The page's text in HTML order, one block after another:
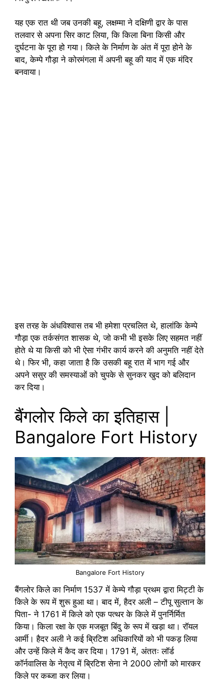
यह एक रात थी जब उनकी बहू, लक्षम्मा ने दक्षिणी द्वार के पास
तलवार से अपना सिर काट लिया, कि किला बिना किसी और
दुर्घटना के पूरा हो गया। किले के निर्माण के अंत में पूरा होने के
बाद, केम्पे गौड़ा ने कोरमंगला में अपनी बहू की याद में एक मंदिर
बनवाया।
इस तरह के अंधविश्वास तब भी हमेशा प्रचलित थे, हालांकि केम्पे
गौड़ा एक तर्कसंगत शासक थे, जो कभी भी इसके लिए सहमत नहीं
होते थे या किसी को भी ऐसा गंभीर कार्य करने की अनुमति नहीं देते
थे। फिर भी, कहा जाता है कि उसकी बहू रात में भाग गई और
अपने ससुर की समस्याओं को चुपके से सुनकर खुद को बलिदान
कर दिया।
बैंगलोर किले का इतिहास |
Bangalore Fort History
Bangalore Fort History
बैंगलोर किले का निर्माण 1537 में केम्पे गौड़ा प्रथम द्वारा मिट्टी के
किले के रूप में शुरू हुआ था। बाद में, हैदर अली – टीपू सुल्तान के
पिता- ने 1761 में किले को एक पत्थर के किले में पुनर्निर्मित
किया। किला रक्षा के एक मजबूत बिंदु के रूप में खड़ा था। रॉयल
आर्मी। हैदर अली ने कई ब्रिटिश अधिकारियों को भी पकड़ लिया
और उन्हें किले में कैद कर दिया। 1791 में, अंततः लॉर्ड
कॉर्नवालिस के नेतृत्व में ब्रिटिश सेना ने 2000 लोगों को मारकर
किले पर कब्जा कर लिया।